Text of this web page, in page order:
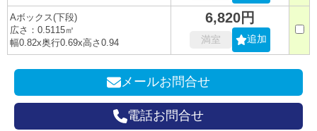
Aボックス(下段)
広さ：0.5115㎡
幅0.82x奥行0.69x高さ0.94
6,820円
満室 追加
メールお問合せ
電話お問合せ